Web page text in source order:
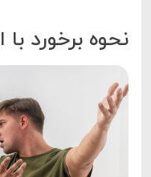
نحوه برخورد